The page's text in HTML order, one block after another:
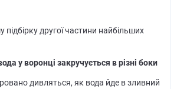
другої частини найбільших
у воронці закручується в різні боки
дивляться, як вода йде в зливний